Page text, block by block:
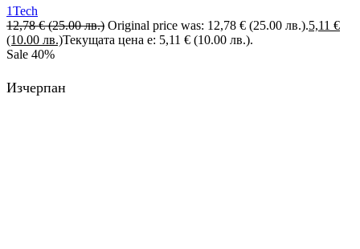
1Tech
12,78€ (25.00 лв.) Original price was: 12,78 € (25.00 лв.).5,11 €
(10.00 лв.)Текущата цена е: 5,11 € (10.00 лв.).
Sale 40%
Изчерпан